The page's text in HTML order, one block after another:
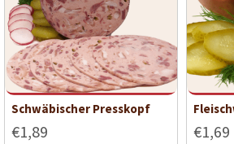
Schwäbischer Presskopf
€1,89 €1,69